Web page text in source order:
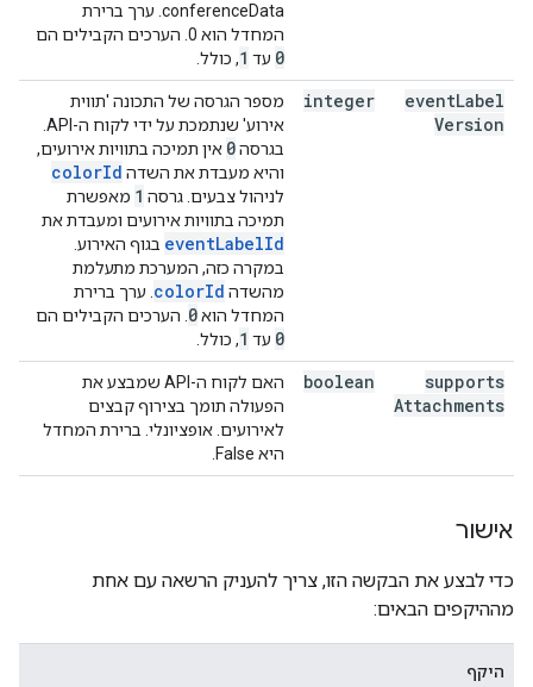
conferenceData. ערך ברירת
המחדל הוא 0. הערכים הקבילים הם
0 עד 1, כולל.
eventLabel
Version
integer
מספר הגרסה של התכונה 'תווית
בגרסה0 אין תמיכה בתוויות אירועים,
והיא מעבדת את השדה colorId
לניהול צבעים. גרסה 1 מאפשרת
תמיכה בתוויות אירועים ומעבדת את
eventLabelId בגוף האירוע.
במקרה כזה, המערכת מתעלמת
מהשדה colorId . ערך ברירת
המחדל הוא0 . הערכים הקבילים הם
0 עד 1, כולל.
supports
Attachments
boolean
האם לקוח ה-API שמבצע את
הפעולה תומך בצירוף קבצים
לאירועים. אופציונלי. ברירת המחדל
היא False.
אישור
כדי לבצע את הבקשה הזו, צריך להעניק הרשאה עם אחת
מההיקפים הבאים:
היקף